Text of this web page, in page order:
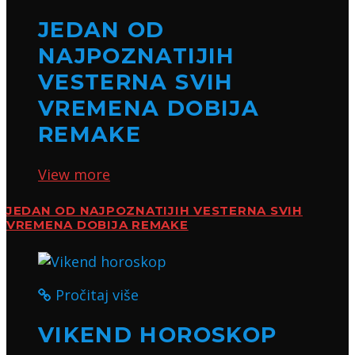
JEDAN OD
NAJPOZNATIJIH
VESTERNA SVIH
VREMENA DOBIJA
REMAKE
View more
JEDAN OD NAJPOZNATIJIH VESTERNA SVIH
VREMENA DOBIJA REMAKE
Pročitaj više
VIKEND HOROSKOP